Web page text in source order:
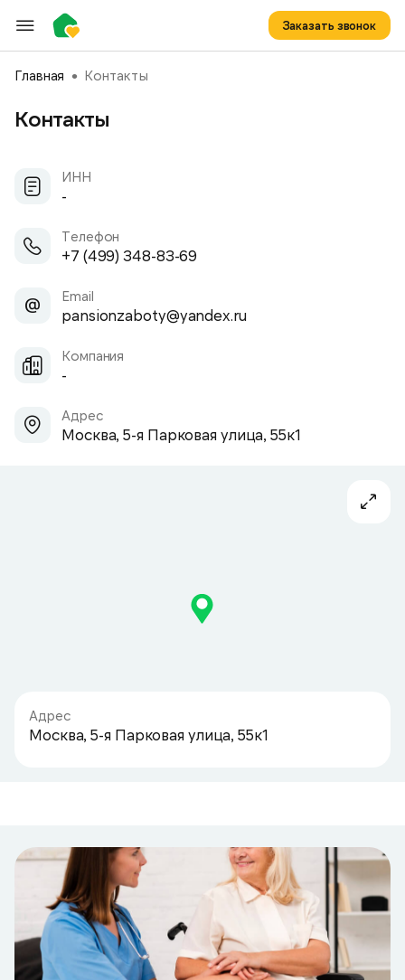
Заказать звонок
Главная Контакты
Контакты
ИНН
-
Телефон
+7 (499) 348-83-69
Email
pansionzaboty@yandex.ru
Компания
-
Адрес
Москва, 5-я Парковая улица, 55к1
Адрес
Москва, 5-я Парковая улица, 55к1